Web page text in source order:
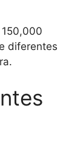
diferentes